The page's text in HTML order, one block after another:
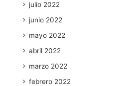
julio 2022
junio 2022
mayo 2022
abril 2022
marzo 2022
febrero 2022